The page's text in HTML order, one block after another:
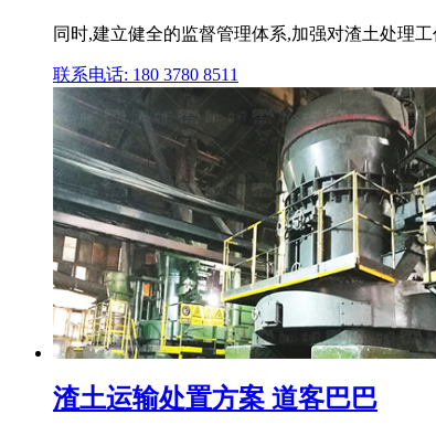
同时,建立健全的监督管理体系,加强对渣土处理
联系电话: 180 3780 8511
渣土运输处置方案 道客巴巴